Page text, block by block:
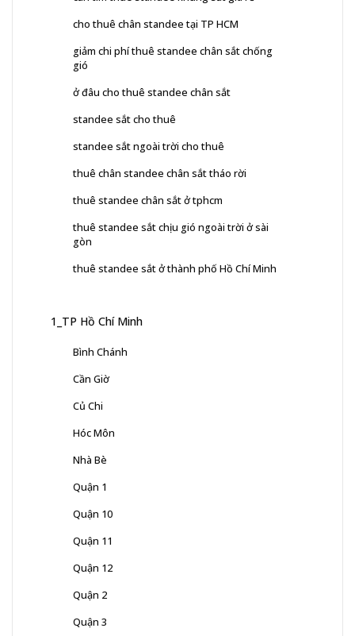
cho thuê chân standee tại TP HCM
giảm chi phí thuê standee chân sắt chống
gió
ở đâu cho thuê standee chân sắt
standee sắt cho thuê
standee sắt ngoài trời cho thuê
thuê chân standee chân sắt tháo rời
thuê standee chân sắt ở tphcm
thuê standee sắt chịu gió ngoài trời ở sài
gòn
thuê standee sắt ở thành phố Hồ Chí Minh
1_TP Hồ Chí Minh
Bình Chánh
Cần Giờ
Củ Chi
Hóc Môn
Nhà Bè
Quận 1
Quận 10
Quận 11
Quận 12
Quận 2
Quận 3